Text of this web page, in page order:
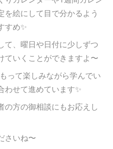
を絵にして目で分かるよう
すめ✨
て、曜日や日付に少しずつ
ていくことができますよ〜
って楽しみながら学んでい
わせて進めています✨
の方の御相談にもお応えし
さいね〜